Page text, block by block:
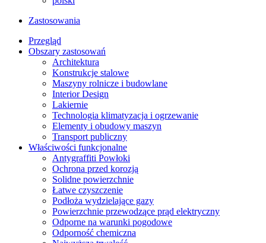
Zastosowania
Przegląd
Obszary zastosowań
Architektura
Konstrukcje stalowe
Maszyny rolnicze i budowlane
Interior Design
Lakiernie
Technologia klimatyzacja i ogrzewanie
Elementy i obudowy maszyn
Transport publiczny
Właściwości funkcjonalne
Antygraffiti Powłoki
Ochrona przed korozją
Solidne powierzchnie
Łatwe czyszczenie
Podłoża wydzielające gazy
Powierzchnie przewodzące prąd elektryczny
Odporne na warunki pogodowe
Odporność chemiczna